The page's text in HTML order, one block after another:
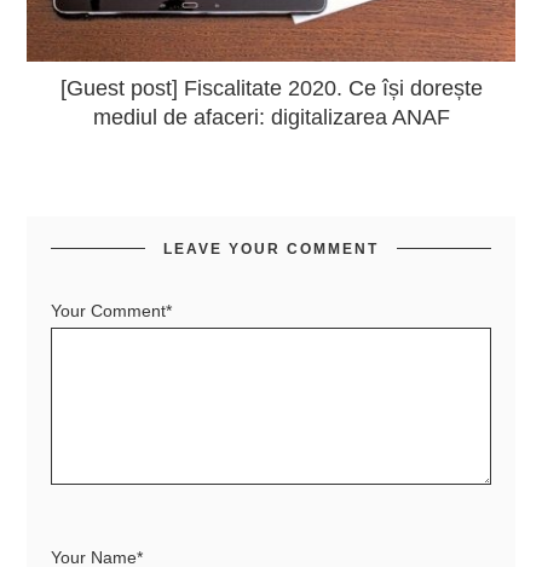
[Guest post] Fiscalitate 2020. Ce își dorește
mediul de afaceri: digitalizarea ANAF
LEAVE YOUR COMMENT
Your Comment*
Your Name*